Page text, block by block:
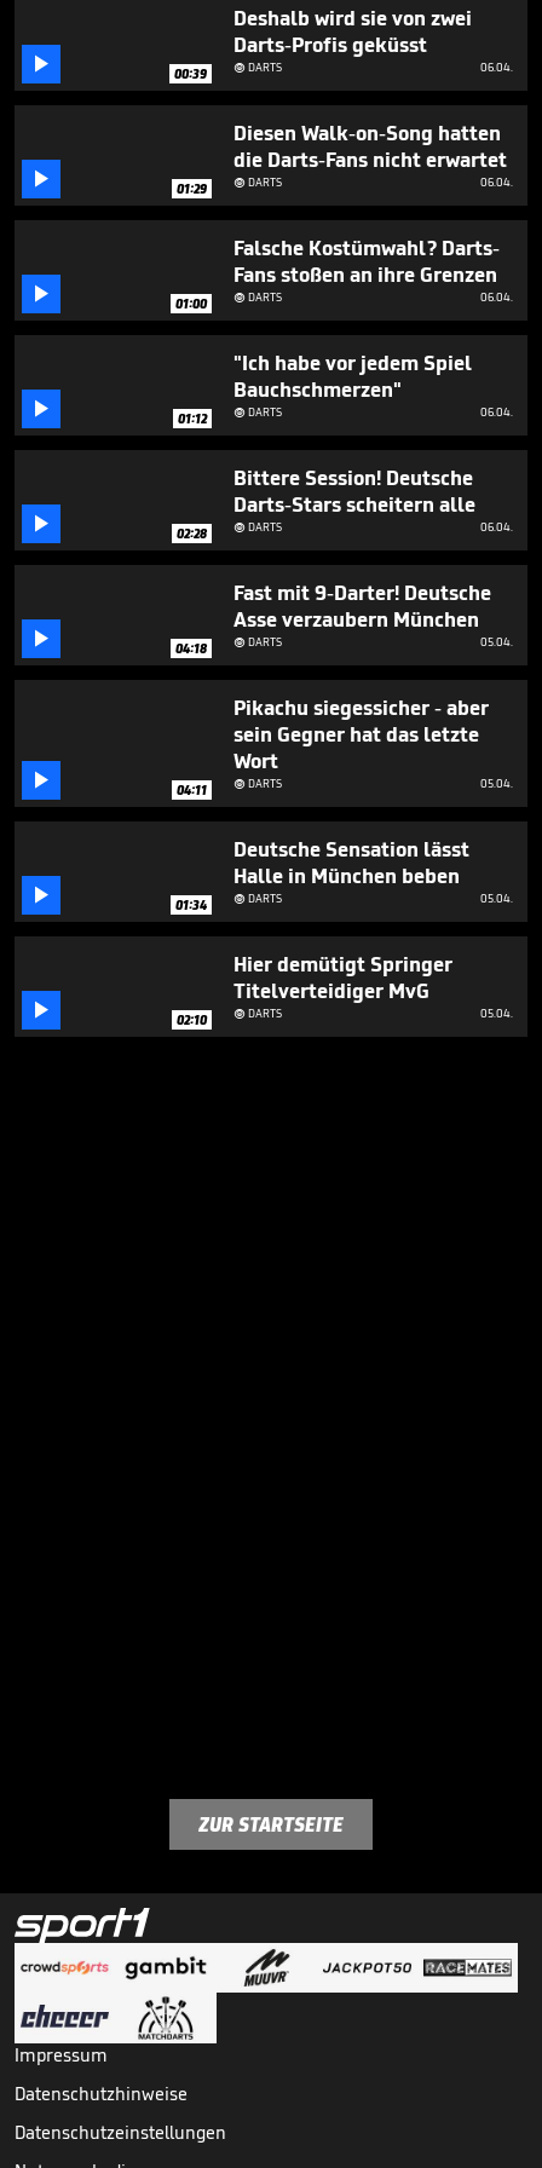
6
seconds
 00:39
Deshalb wird sie von zwei
Darts-Profis geküsst
DARTS 06.04.
 01:29
Diesen Walk-on-Song hatten
die Darts-Fans nicht erwartet
DARTS 06.04.
 01:00
Falsche Kostümwahl? Darts-
Fans stoßen an ihre Grenzen
DARTS 06.04.
 01:12
"Ich habe vor jedem Spiel
Bauchschmerzen"
DARTS 06.04.
 02:28
Bittere Session! Deutsche
Darts-Stars scheitern alle
DARTS 06.04.
 04:18
Fast mit 9-Darter! Deutsche
Asse verzaubern München
DARTS 05.04.
 04:11
Pikachu siegessicher - aber
sein Gegner hat das letzte
Wort
DARTS 05.04.
 01:34
Deutsche Sensation lässt
Halle in München beben
DARTS 05.04.
 02:10
Hier demütigt Springer
Titelverteidiger MvG
DARTS 05.04.
ZUR STARTSEITE
Impressum
Datenschutzhinweise
Datenschutzeinstellungen